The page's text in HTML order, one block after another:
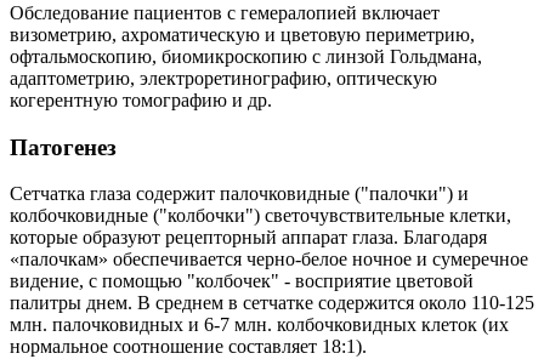
Обследование пациентов с гемералопией включает
визометрию, ахроматическую и цветовую периметрию,
офтальмоскопию, биомикроскопию с линзой Гольдмана,
адаптометрию, электроретинографию, оптическую
когерентную томографию и др.
Патогенез
Сетчатка глаза содержит палочковидные ("палочки") и
колбочковидные ("колбочки") светочувствительные клетки,
которые образуют рецепторный аппарат глаза. Благодаря
«палочкам» обеспечивается черно-белое ночное и сумеречное
видение, с помощью "колбочек" - восприятие цветовой
палитры днем. В среднем в сетчатке содержится около 110-125
млн. палочковидных и 6-7 млн. колбочковидных клеток (их
нормальное соотношение составляет 18:1).